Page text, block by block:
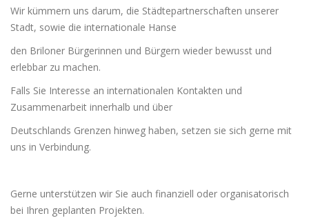
Wir kümmern uns darum, die Städtepartnerschaften unserer
Stadt, sowie die internationale Hanse
den Briloner Bürgerinnen und Bürgern wieder bewusst und
erlebbar zu machen.
Falls Sie Interesse an internationalen Kontakten und
Zusammenarbeit innerhalb und über
Deutschlands Grenzen hinweg haben, setzen sie sich gerne mit
uns in Verbindung.
Gerne unterstützen wir Sie auch finanziell oder organisatorisch
bei Ihren geplanten Projekten.